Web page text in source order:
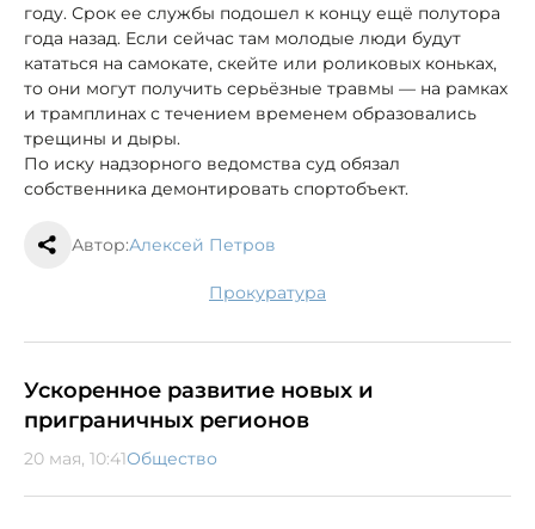
году. Срок ее службы подошел к концу ещё полутора
года назад. Если сейчас там молодые люди будут
кататься на самокате, скейте или роликовых коньках,
то они могут получить серьёзные травмы — на рамках
и трамплинах с течением временем образовались
трещины и дыры.
По иску надзорного ведомства суд обязал
собственника демонтировать спортобъект.
Автор:Алексей Петров
прокуратура
Ускоренное развитие новых и
приграничных регионов
20 мая, 10:41Общество